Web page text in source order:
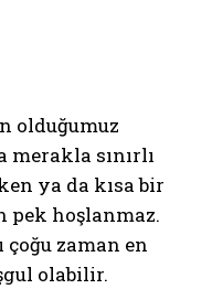
olduğumuz
sınırlı
ya da kısa bir
hoşlanmaz.
zaman en
olabilir.